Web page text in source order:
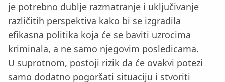
je potrebno dublje razmatranje i uključivanje
različitih perspektiva kako bi se izgradila
efikasna politika koja će se baviti uzrocima
kriminala, a ne samo njegovim posledicama.
U suprotnom, postoji rizik da će ovakvi potezi
samo dodatno pogoršati situaciju i stvoriti